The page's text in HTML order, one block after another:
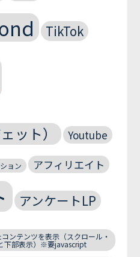
TikTok
ット）
Youtube
ョン アフィリエイト
アンケートLP
ンテンツを表示（スクロール・
下部表示）※要javascript